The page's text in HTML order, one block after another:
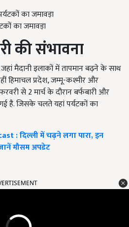
का जमावड़ा
की संभावना
मैदानी इलाकों में तापमान बढ़ने के साथ
हिमाचल प्रदेश, जम्मू-कश्मीर और
से 2 मार्च के दौरान बर्फबारी और
है. जिसके चलते यहां पर्यटकों का
: दिल्ली में चढ़ने लगा पारा, इन
मौसम अपडेट